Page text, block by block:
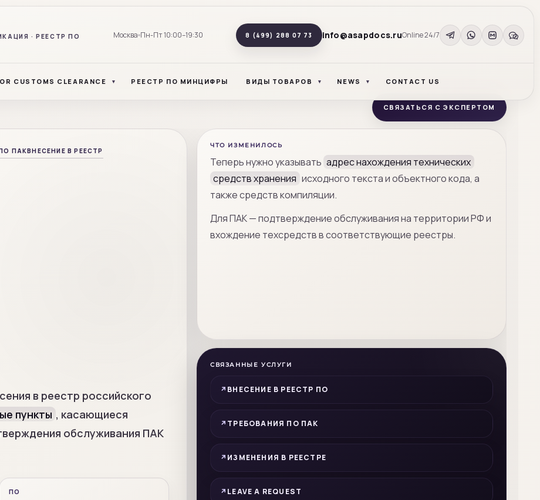
· РЕЕСТР ПО Москва Пн-Пт 10:00–19:30 8 (499) 288 07 73 info@asapdocs.ruOnline 24/7
CUSTOMS CLEARANCE РЕЕСТР ПО МИНЦИФРЫ ВИДЫ ТОВАРОВ NEWS CONTACT US
СВЯЗАТЬСЯ С ЭКСПЕРТОМ
ПАКВНЕСЕНИЕ В РЕЕСТР
в реестр российского
пункты , касающиеся
обслуживания ПАК
ПО
ЧТО ИЗМЕНИЛОСЬ
Теперь нужно указывать адрес нахождения технических
средств хранения исходного текста и объектного кода, а
также средств компиляции.
Для ПАК — подтверждение обслуживания на территории РФ и
вхождение техсредств в соответствующие реестры.
СВЯЗАННЫЕ УСЛУГИ
ВНЕСЕНИЕ В РЕЕСТР ПО
ТРЕБОВАНИЯ ПО ПАК
ИЗМЕНЕНИЯ В РЕЕСТРЕ
LEAVE A REQUEST